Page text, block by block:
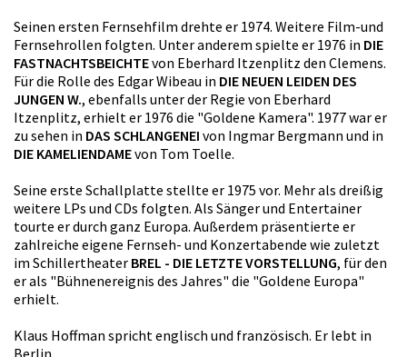
Seinen ersten Fernsehfilm drehte er 1974. Weitere Film-und
Fernsehrollen folgten. Unter anderem spielte er 1976 in DIE
FASTNACHTSBEICHTEvon Eberhard Itzenplitz den Clemens.
Für die Rolle des Edgar Wibeau in DIE NEUEN LEIDEN DES
JUNGEN W., ebenfalls unter der Regie von Eberhard
Itzenplitz, erhielt er 1976 die "Goldene Kamera". 1977 war er
zu sehen in DAS SCHLANGENEI von Ingmar Bergmann und in
DIE KAMELIENDAMEvon Tom Toelle.
Seine erste Schallplatte stellte er 1975 vor. Mehr als dreißig
weitere LPs und CDs folgten. Als Sänger und Entertainer
tourte er durch ganz Europa. Außerdem präsentierte er
zahlreiche eigene Fernseh- und Konzertabende wie zuletzt
im Schillertheater BREL - DIE LETZTE VORSTELLUNG, für den
er als "Bühnenereignis des Jahres" die "Goldene Europa"
erhielt.
Klaus Hoffman spricht englisch und französisch. Er lebt in
Berlin.